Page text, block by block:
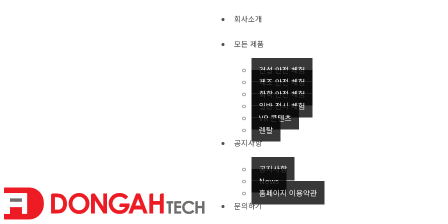
회사소개
모든 제품
건설 안전 체험
제조 안전 체험
화학 안전 체험
일반 전시 체험
VR 콘텐츠
렌탈
공지사항
공지사항
News
홈페이지 이용약관
문의하기